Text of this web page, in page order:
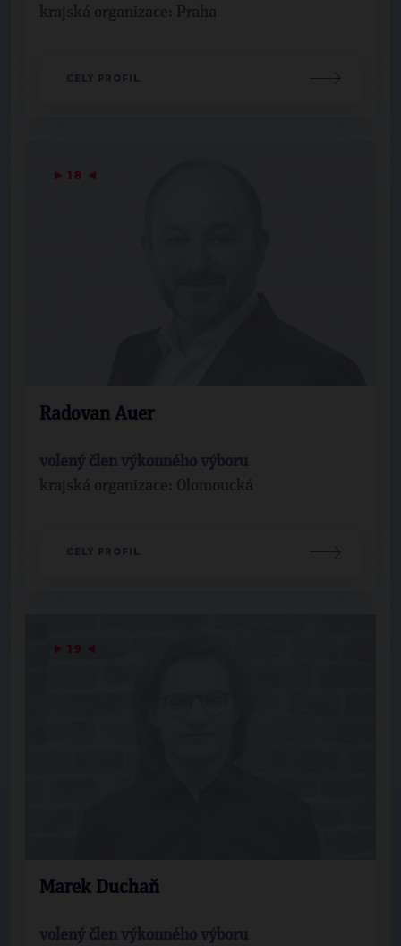
krajská organizace: Praha
CELÝ PROFIL
▶ 18 ◀
Radovan Auer
volený člen výkonného výboru
krajská organizace: Olomoucká
CELÝ PROFIL
▶ 19 ◀
Marek Duchaň
volený člen výkonného výboru